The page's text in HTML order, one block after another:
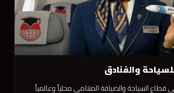
والفنادق
السياحة والضيافة المتنامي محلياً وعالمياً